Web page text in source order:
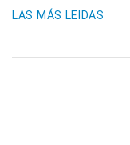
LAS MÁS LEIDAS